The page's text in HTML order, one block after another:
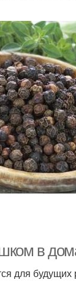
в
для будущих